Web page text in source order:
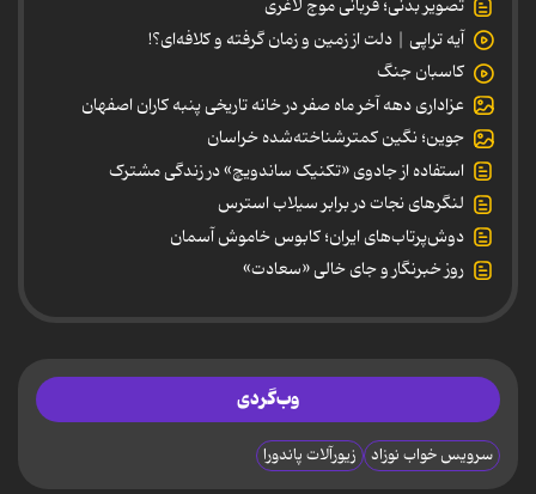
تصویر بدنی؛ قربانی موج لاغری
آیه تراپی | دلت از زمین و زمان گرفته و کلافه‌ای؟!
کاسبان جنگ
عزاداری دهه آخر ماه صفر در خانه تاریخی پنبه کاران اصفهان
جوین؛ نگین کمترشناخته‌شده خراسان
استفاده از جادوی «تکنیک ساندویچ» در زندگی مشترک
لنگرهای نجات در برابر سیلاب استرس
دوش‌پرتاب‌های ایران؛ کابوس خاموش آسمان
روز خبرنگار و جای خالی «سعادت»
وب‌گردی
سرویس خواب نوزاد زیورآلات پاندورا